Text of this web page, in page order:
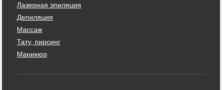
Лазерная эпиляция
Депиляция
Массаж
Тату, пирсинг
Маникюр